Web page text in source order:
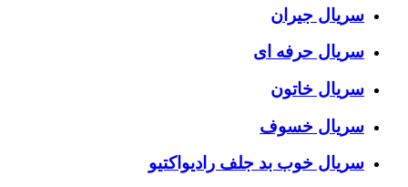
سریال جیران
سریال حرفه ای
سریال خاتون
سریال خسوف
سریال خوب بد جلف رادیواکتیو